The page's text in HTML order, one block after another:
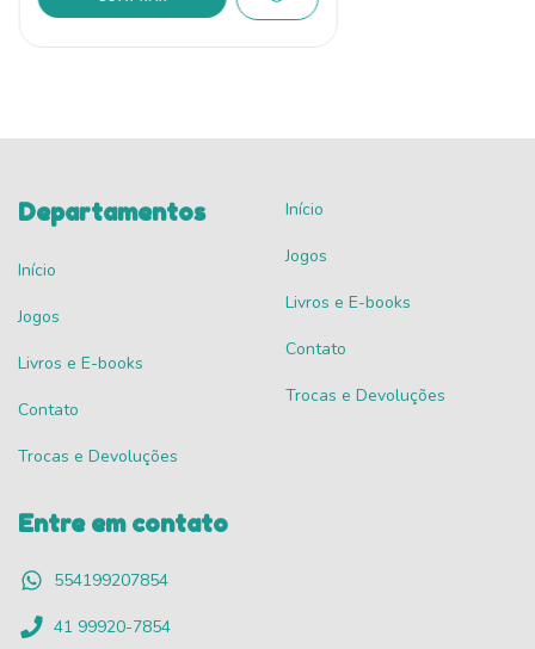
Departamentos
Início
Jogos
Livros e E-books
Contato
Trocas e Devoluções
Início
Jogos
Livros e E-books
Contato
Trocas e Devoluções
Entre em contato
554199207854
41 99920-7854